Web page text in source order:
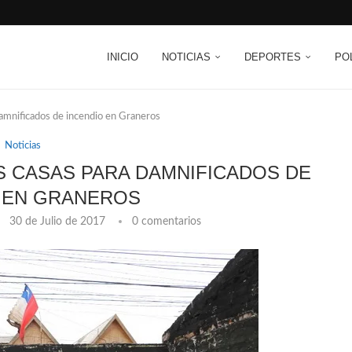
INICIO NOTICIAS DEPORTES
de incendio en Graneros
Noticias
PARA DAMNIFICADOS DE
GRANEROS
30 de Julio de 2017 0 comentarios